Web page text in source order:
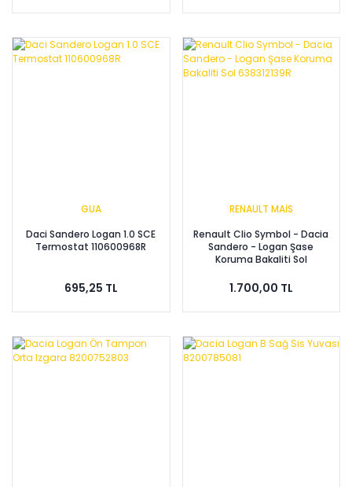
GUA
Daci Sandero Logan 1.0 SCE
Termostat 110600968R
695,25 TL
RENAULT MAİS
Renault Clio Symbol - Dacia
Sandero - Logan Şase
Koruma Bakaliti Sol
1.700,00 TL